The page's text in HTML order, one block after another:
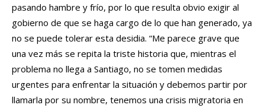
pasando hambre y frío, por lo que resulta obvio exigir al
gobierno de que se haga cargo de lo que han generado, ya
no se puede tolerar esta desidia. “Me parece grave que
una vez más se repita la triste historia que, mientras el
problema no llega a Santiago, no se tomen medidas
urgentes para enfrentar la situación y debemos partir por
llamarla por su nombre, tenemos una crisis migratoria en